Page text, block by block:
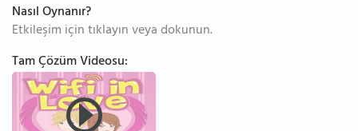
Nasıl Oynanır?
Etkileşim için tıklayın veya dokunun.
Tam Çözüm Videosu: